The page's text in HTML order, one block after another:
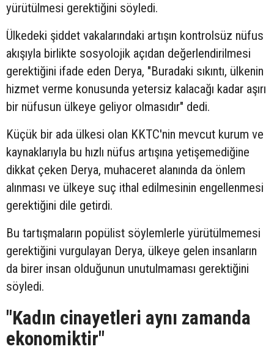
yürütülmesi gerektiğini söyledi.
Ülkedeki şiddet vakalarındaki artışın kontrolsüz nüfus
akışıyla birlikte sosyolojik açıdan değerlendirilmesi
gerektiğini ifade eden Derya, "Buradaki sıkıntı, ülkenin
hizmet verme konusunda yetersiz kalacağı kadar aşırı
bir nüfusun ülkeye geliyor olmasıdır" dedi.
Küçük bir ada ülkesi olan KKTC'nin mevcut kurum ve
kaynaklarıyla bu hızlı nüfus artışına yetişemediğine
dikkat çeken Derya, muhaceret alanında da önlem
alınması ve ülkeye suç ithal edilmesinin engellenmesi
gerektiğini dile getirdi.
Bu tartışmaların popülist söylemlerle yürütülmemesi
gerektiğini vurgulayan Derya, ülkeye gelen insanların
da birer insan olduğunun unutulmaması gerektiğini
söyledi.
"Kadın cinayetleri aynı zamanda
ekonomiktir"